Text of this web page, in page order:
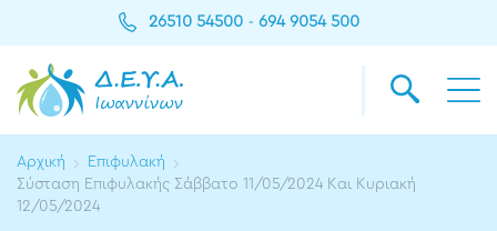
26510 54500 - 694 9054 500
Αρχική
Επιφυλακή
Σύσταση Επιφυλακής Σάββατο 11/05/2024 Και Κυριακή
12/05/2024